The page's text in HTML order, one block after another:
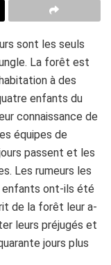
sont les seuls
La forêt est
à des
enfants du
connaissance de
équipes de
passent et les
Les rumeurs les
enfants ont-ils été
de la forêt leur a-
leurs préjugés et
jours plus